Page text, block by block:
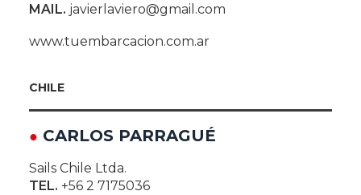
MAIL. javierlaviero@gmail.com
www.tuembarcacion.com.ar
CHILE
● CARLOS PARRAGUÉ
Sails Chile Ltda.
TEL. +56 2 7175036